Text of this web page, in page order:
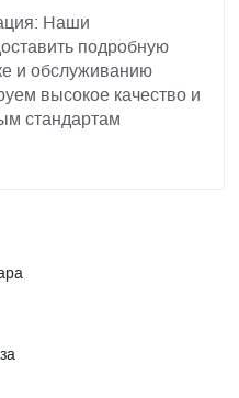
Наши
подробную
и обслуживанию
высокое качество и
стандартам